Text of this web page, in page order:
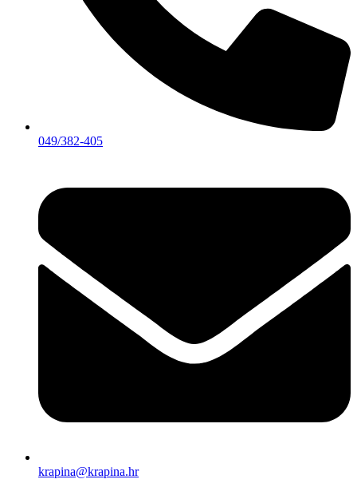
049/382-405
krapina@krapina.hr